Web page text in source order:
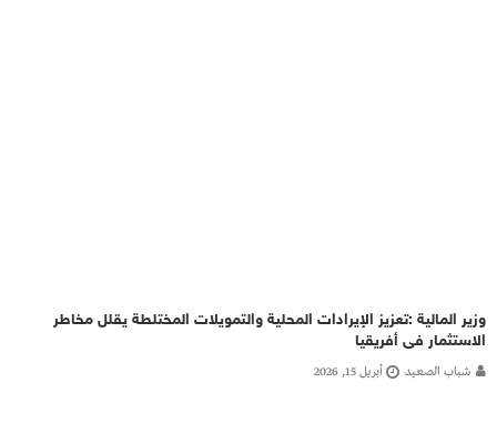
وزير المالية :تعزيز الإيرادات المحلية والتمويلات المختلطة يقلل مخاطر
الاستثمار فى أفريقيا
شباب الصعيد أبريل 15, 2026